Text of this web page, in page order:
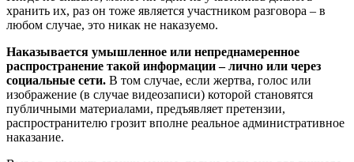
хранить их, раз он тоже является участником разговора – в
любом случае, это никак не наказуемо.
Наказывается умышленное или непреднамеренное
распространение такой информации – лично или через
социальные сети. В том случае, если жертва, голос или
изображение (в случае видеозаписи) которой становятся
публичными материалами, предъявляет претензии,
распространителю грозит вполне реальное административное
наказание.